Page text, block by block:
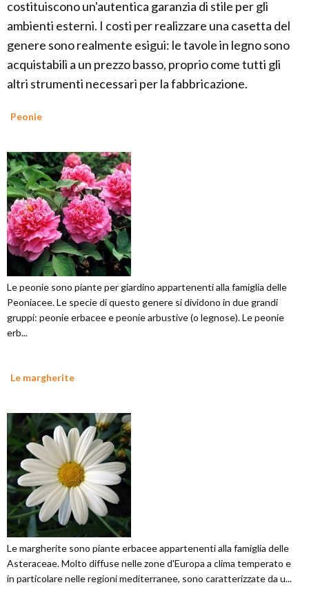
costituiscono un'autentica garanzia di stile per gli
ambienti esterni. I costi per realizzare una casetta del
genere sono realmente esigui: le tavole in legno sono
acquistabili a un prezzo basso, proprio come tutti gli
altri strumenti necessari per la fabbricazione.
Peonie
Le peonie sono piante per giardino appartenenti alla famiglia delle
Peoniacee. Le specie di questo genere si dividono in due grandi
gruppi: peonie erbacee e peonie arbustive (o legnose). Le peonie
erb...
Le margherite
Le margherite sono piante erbacee appartenenti alla famiglia delle
Asteraceae. Molto diffuse nelle zone d'Europa a clima temperato e
in particolare nelle regioni mediterranee, sono caratterizzate da u...